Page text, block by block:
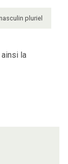
pluriel
la